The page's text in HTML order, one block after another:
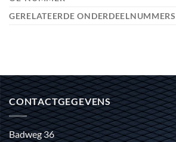
GERELATEERDE ONDERDEELNUMMERS
CONTACTGEGEVENS
Badweg 36